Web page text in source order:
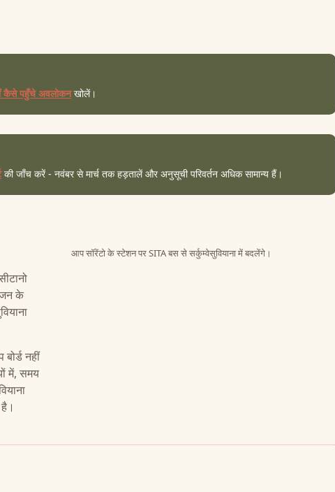
कैसे पहुँचे अवलोकनखोलें।
की जाँच करें - नवंबर से मार्च तक हड़तालें और अनुसूची परिवर्तन अधिक सामान्य हैं।
के
नहीं
में, समय
आप सॉरेंटो के स्टेशन पर SITA बस से सर्कुम्वेसुवियाना में बदलेंगे।